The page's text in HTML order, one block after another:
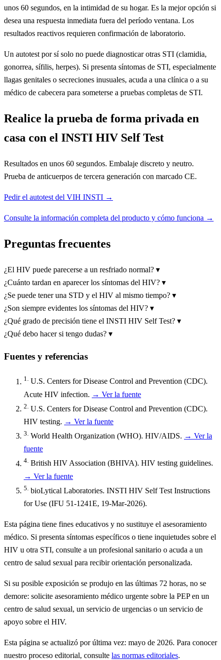
unos 60 segundos, en la intimidad de su hogar. Es la mejor opción si
desea una respuesta inmediata fuera del período ventana. Los
resultados reactivos requieren confirmación de laboratorio.
Un autotest por sí solo no puede diagnosticar otras STI (clamidia,
gonorrea, sífilis, herpes). Si presenta síntomas de STI, especialmente
llagas genitales o secreciones inusuales, acuda a una clínica o a su
médico de cabecera para someterse a pruebas completas de STI.
Realice la prueba de forma privada en
casa con el INSTI HIV Self Test
Resultados en unos 60 segundos. Embalaje discreto y neutro.
Prueba de anticuerpos de tercera generación con marcado CE.
Pedir el autotest del VIH INSTI →
Consulte la información completa del producto y cómo funciona →
Preguntas frecuentes
¿El HIV puede parecerse a un resfriado normal? ▾
¿Cuánto tardan en aparecer los síntomas del HIV? ▾
¿Se puede tener una STD y el HIV al mismo tiempo? ▾
¿Son siempre evidentes los síntomas del HIV? ▾
¿Qué grado de precisión tiene el INSTI HIV Self Test? ▾
¿Qué debo hacer si tengo dudas? ▾
Fuentes y referencias
1. U.S. Centers for Disease Control and Prevention (CDC).
Acute HIV infection. → Ver la fuente
2. U.S. Centers for Disease Control and Prevention (CDC).
HIV testing. → Ver la fuente
3. World Health Organization (WHO). HIV/AIDS. → Ver la
fuente
4. British HIV Association (BHIVA). HIV testing guidelines.
→ Ver la fuente
5. bioLytical Laboratories. INSTI HIV Self Test Instructions
for Use (IFU 51-1241E, 19-Mar-2026).
Esta página tiene fines educativos y no sustituye el asesoramiento
médico. Si presenta síntomas específicos o tiene inquietudes sobre el
HIV u otra STI, consulte a un profesional sanitario o acuda a un
centro de salud sexual para recibir orientación personalizada.
Si su posible exposición se produjo en las últimas 72 horas, no se
demore: solicite asesoramiento médico urgente sobre la PEP en un
centro de salud sexual, un servicio de urgencias o un servicio de
apoyo sobre el HIV.
Esta página se actualizó por última vez: mayo de 2026. Para conocer
nuestro proceso editorial, consulte las normas editoriales.